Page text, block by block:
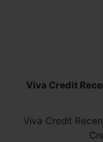
Viva Credit
Viva Credit